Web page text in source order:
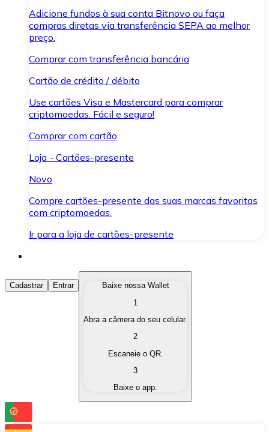
Adicione fundos à sua conta Bitnovo ou faça
compras diretas via transferência SEPA ao melhor
preço.
Comprar com transferência bancária
Cartão de crédito / débito
Use cartões Visa e Mastercard para comprar
criptomoedas. Fácil e seguro!
Comprar com cartão
Loja - Cartões-presente
Novo
Compre cartões-presente das suas marcas favoritas
com criptomoedas.
Ir para a loja de cartões-presente
Comprar Criptomoedas
Compre as criptomoedas de seu interesse de forma
Converta suas criptomoedas em moeda fiduciária
Troque uma criptomoeda por outra
Cadastrar Entrar
Baixe nossa Wallet
1
Abra a câmera do seu celular.
2
Escaneie o QR.
3
Baixe o app.